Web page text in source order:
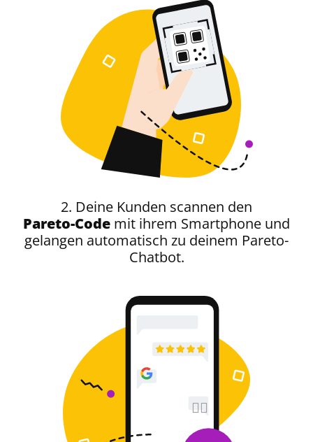
2. Deine Kunden scannen den
Pareto-Code mit ihrem Smartphone und
gelangen automatisch zu deinem Pareto-
Chatbot.